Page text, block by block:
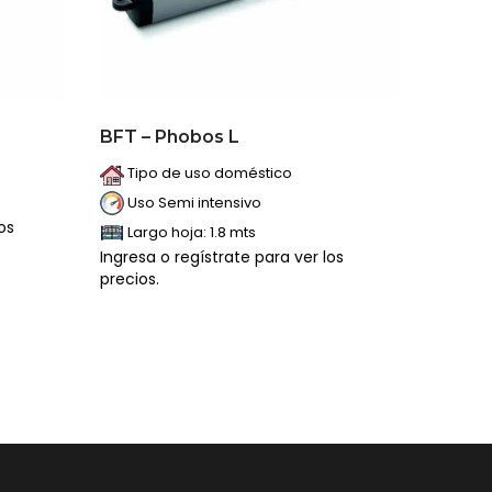
BFT – Phobos L
Tipo de uso doméstico
Uso Semi intensivo
Largo hoja: 1.8 mts
Ingresa o regístrate para ver los
precios.